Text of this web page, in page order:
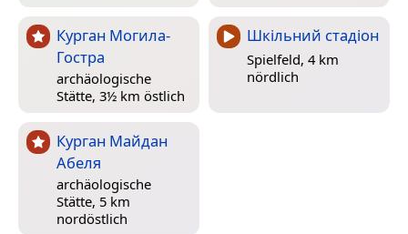
Курган Могила-
Гостра
archäologische
Stätte, 3½ km östlich
Шкільний стадіон
Spielfeld, 4 km
nördlich
Курган Майдан
Абеля
archäologische
Stätte, 5 km
nordöstlich